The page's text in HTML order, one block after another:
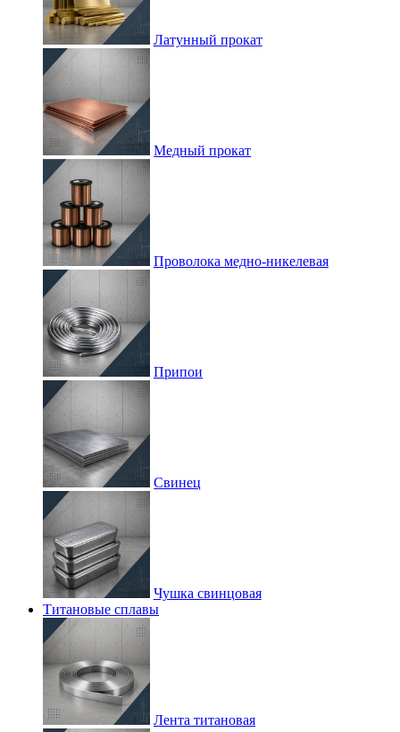
Латунный прокат
Медный прокат
Проволока медно-никелевая
Припои
Свинец
Чушка свинцовая
Титановые сплавы
Лента титановая